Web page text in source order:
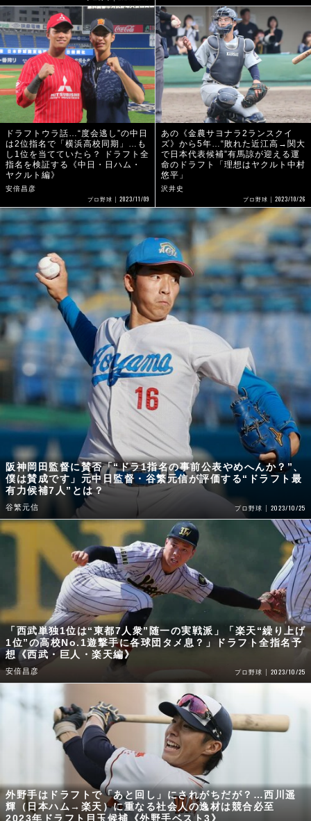
ドラフトウラ話…“度会逃し”の中日
は2位指名で「横浜高校同期」…も
し1位を当てていたら？ ドラフト全
指名を検証する《中日・日ハム・
ヤクルト編》
安倍昌彦
プロ野球 2023/11/09
あの《金農サヨナラ2ランスクイ
ズ》から5年…“敗れた近江高→関大
で日本代表候補”有馬諒が迎える運
命のドラフト「理想はヤクルト中村
悠平」
沢井史
プロ野球 2023/10/26
阪神岡田監督に賛否「“ドラ1指名の事前公表やめへんか？”、
僕は賛成です」元中日監督・谷繁元信が評価する“ドラフト最
有力候補7人”とは？
谷繁元信 プロ野球 2023/10/25
「西武単独1位は“東都7人衆”随一の実戦派」「楽天“繰り上げ
1位”の高校No.1遊撃手に各球団タメ息？」ドラフト全指名予
想《西武・巨人・楽天編》
安倍昌彦 プロ野球 2023/10/25
外野手はドラフトで「あと回し」にされがちだが？…西川遥
輝（日本ハム→楽天）に重なる社会人の逸材は競合必至
2023年ドラフト目玉候補《外野手ベスト3》